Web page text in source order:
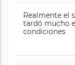
Realmente el
tardó mucho
condiciones